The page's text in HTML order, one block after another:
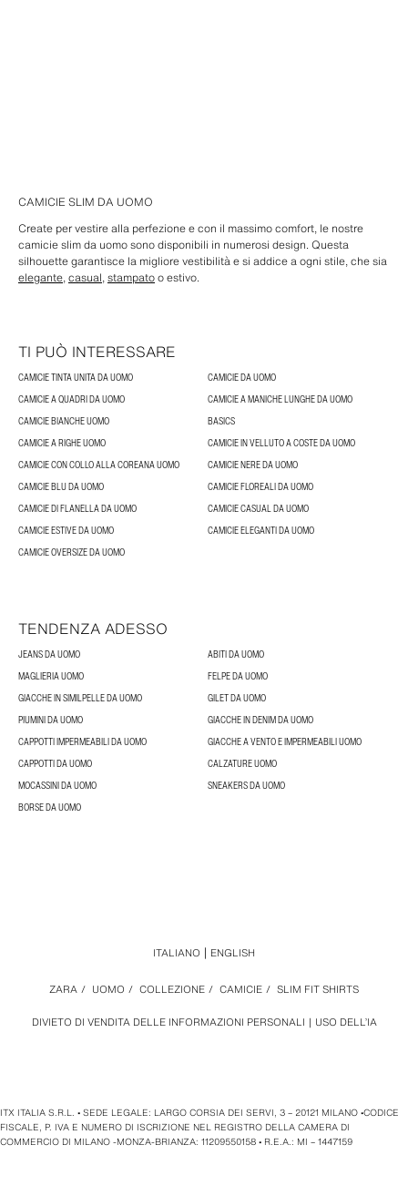
CAMICIE SLIM DA UOMO
Create per vestire alla perfezione e con il massimo comfort, le nostre
camicie slim da uomo sono disponibili in numerosi design. Questa
silhouette garantisce la migliore vestibilità e si addice a ogni stile, che sia
elegante,casual,stampatoo estivo.
TI PUÒ INTERESSARE
CAMICIE TINTA UNITA DA UOMO
CAMICIE DA UOMO
CAMICIE A QUADRI DA UOMO
CAMICIE A MANICHE LUNGHE DA UOMO
CAMICIE BIANCHE UOMO
BASICS
CAMICIE A RIGHE UOMO
CAMICIE IN VELLUTO A COSTE DA UOMO
CAMICIE CON COLLO ALLA COREANA UOMO
CAMICIE NERE DA UOMO
CAMICIE BLU DA UOMO
CAMICIE FLOREALI DA UOMO
CAMICIE DI FLANELLA DA UOMO
CAMICIE CASUAL DA UOMO
CAMICIE ESTIVE DA UOMO
CAMICIE ELEGANTI DA UOMO
CAMICIE OVERSIZE DA UOMO
TENDENZA ADESSO
JEANS DA UOMO
ABITI DA UOMO
MAGLIERIA UOMO
FELPE DA UOMO
GIACCHE IN SIMILPELLE DA UOMO
GILET DA UOMO
PIUMINI DA UOMO
GIACCHE IN DENIM DA UOMO
CAPPOTTI IMPERMEABILI DA UOMO
GIACCHE A VENTO E IMPERMEABILI UOMO
CAPPOTTI DA UOMO
CALZATURE UOMO
MOCASSINI DA UOMO
SNEAKERS DA UOMO
BORSE DA UOMO
DIVIETO DI VENDITA DELLE INFORMAZIONI PERSONALI USO DELL’IA
ZARA / UOMO / COLLEZIONE / CAMICIE / SLIM FIT SHIRTS
ITALIANO ENGLISH
ITX ITALIA S.R.L. • SEDE LEGALE: LARGO CORSIA DEI SERVI, 3 – 20121 MILANO •CODICE
FISCALE, P. IVA E NUMERO DI ISCRIZIONE NEL REGISTRO DELLA CAMERA DI
COMMERCIO DI MILANO -MONZA-BRIANZA: 11209550158 • R.E.A.: MI – 1447159